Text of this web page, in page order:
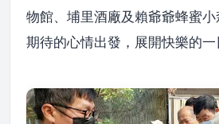
物館、埔里酒廠及賴爺爺蜂蜜
期待的心情出發，展開快樂的一